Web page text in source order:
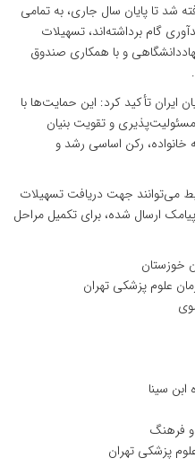
شد تا پایان سال جاری، به تمامی
گام برداشته‌اند، تسهیلات
و با همکاری صندوق
تأکید کرد: این حمایت‌ها با
و تقویت بنیان
خانواده، رکن اساسی رشد و
واجد شرایط می‌توانند جهت دریافت تسهیلات
ارسال شده، برای تکمیل مراحل
خوزستان
علوم پزشکی تهران
سینا
و فرهنگ
پزشکی تهران